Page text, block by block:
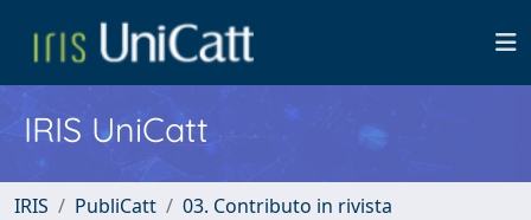
IRIS UniCatt
IRIS PubliCatt
03. Contributo in rivista